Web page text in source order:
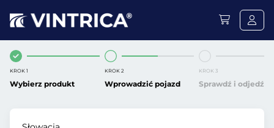
KROK 1
Wybierz produkt
KROK 2
Wprowadzić pojazd
KROK 3
Sprawdź i odjedź